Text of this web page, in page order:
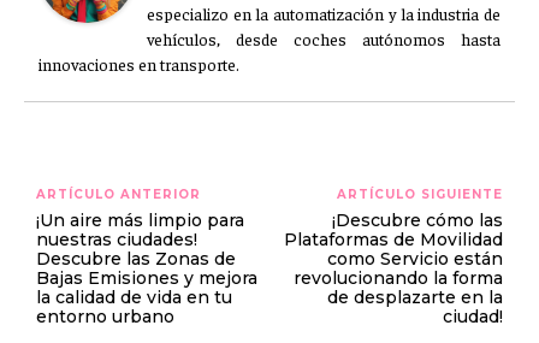
especializo en la automatización y la industria de
vehículos, desde coches autónomos hasta
innovaciones en transporte.
ARTÍCULO ANTERIOR
¡Un aire más limpio para
nuestras ciudades!
Descubre las Zonas de
Bajas Emisiones y mejora
la calidad de vida en tu
entorno urbano
ARTÍCULO SIGUIENTE
¡Descubre cómo las
Plataformas de Movilidad
como Servicio están
revolucionando la forma
de desplazarte en la
ciudad!